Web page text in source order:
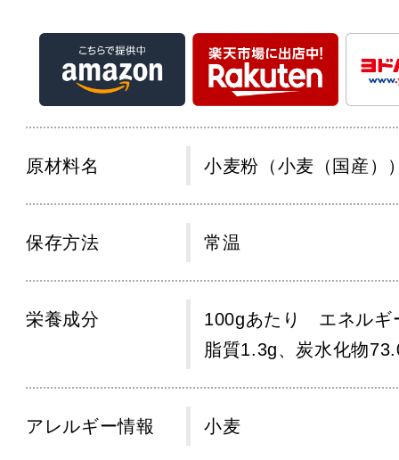
原材料名 小麦粉（小麦（国産）
保存方法 常温
栄養成分
100gあたり エネルギ
脂質1.3g、炭水化物
アレルギー情報 小麦